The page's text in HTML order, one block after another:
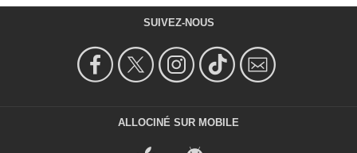
SUIVEZ-NOUS
ALLOCINÉ SUR MOBILE